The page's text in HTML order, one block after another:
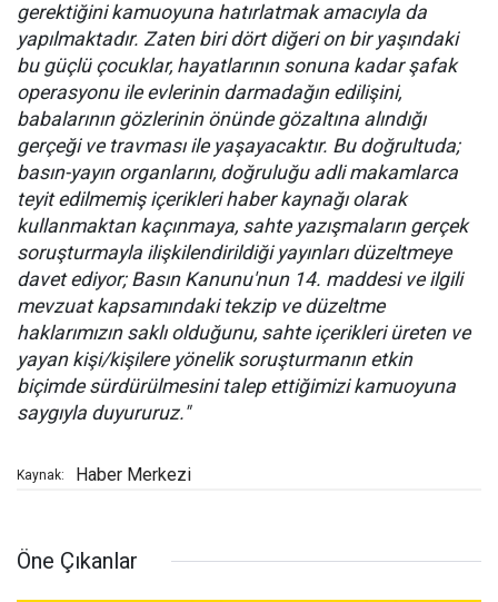
gerektiğini kamuoyuna hatırlatmak amacıyla da
yapılmaktadır. Zaten biri dört diğeri on bir yaşındaki
bu güçlü çocuklar, hayatlarının sonuna kadar şafak
operasyonu ile evlerinin darmadağın edilişini,
babalarının gözlerinin önünde gözaltına alındığı
gerçeği ve travması ile yaşayacaktır. Bu doğrultuda;
basın-yayın organlarını, doğruluğu adli makamlarca
teyit edilmemiş içerikleri haber kaynağı olarak
kullanmaktan kaçınmaya, sahte yazışmaların gerçek
soruşturmayla ilişkilendirildiği yayınları düzeltmeye
davet ediyor; Basın Kanunu'nun 14. maddesi ve ilgili
mevzuat kapsamındaki tekzip ve düzeltme
haklarımızın saklı olduğunu, sahte içerikleri üreten ve
yayan kişi/kişilere yönelik soruşturmanın etkin
biçimde sürdürülmesini talep ettiğimizi kamuoyuna
saygıyla duyururuz."
Kaynak: Haber Merkezi
Öne Çıkanlar